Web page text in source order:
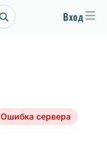
Вход
Ошибка сервера